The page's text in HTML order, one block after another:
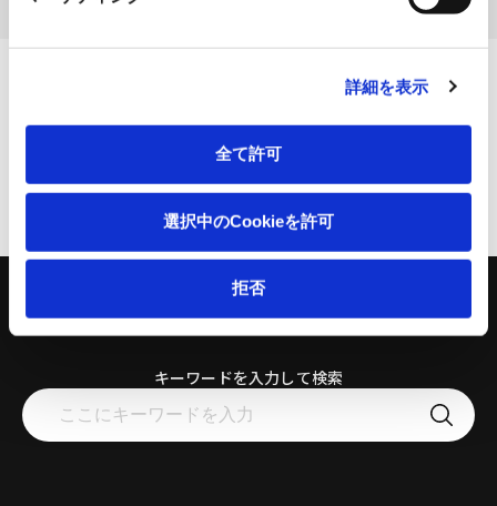
詳細を表示
全て許可
選択中のCookieを許可
拒否
キーワードを入力して検索